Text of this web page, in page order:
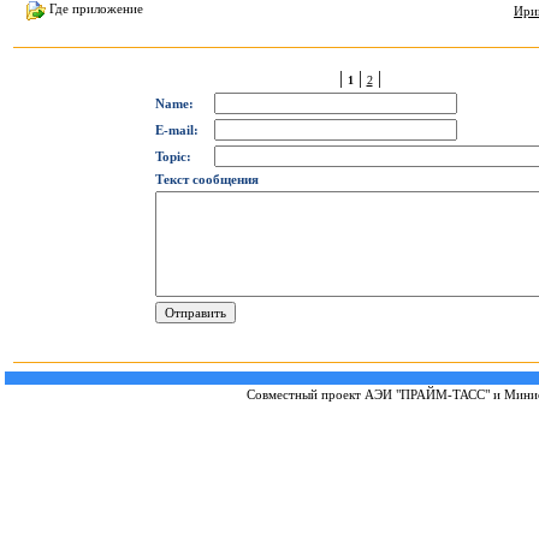
Где приложение
| 1 | 2|
Name:
E-mail:
Topic:
Текст сообщения
Совместный проект АЭИ "ПРАЙМ-ТАСС" и